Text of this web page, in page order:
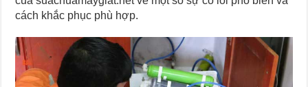
cách khắc phục phù hợp.